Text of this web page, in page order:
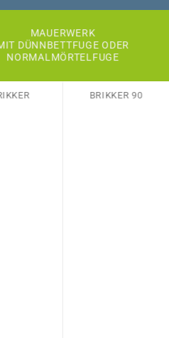
MAUERWERK
DÜNNBETTFUGE ODER
NORMALMÖRTELFUGE
BRIKKER 90